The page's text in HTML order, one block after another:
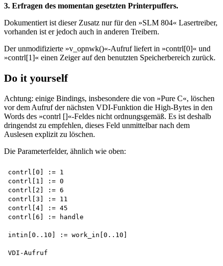
3. Erfragen des momentan gesetzten Printerpuffers.
Dokumentiert ist dieser Zusatz nur für den »SLM 804« Lasertreiber,
vorhanden ist er jedoch auch in anderen Treibern.
Der unmodifizierte »v_opnwk()«-Aufruf liefert in »contrl[0]« und
»contrl[1]« einen Zeiger auf den benutzten Speicherbereich zurück.
Do it yourself
Achtung: einige Bindings, insbesondere die von »Pure C«, löschen
vor dem Aufruf der nächsten VDI-Funktion die High-Bytes in den
Words des »contrl []«-Feldes nicht ordnungsgemäß. Es ist deshalb
dringendst zu empfehlen, dieses Feld unmittelbar nach dem
Auslesen explizit zu löschen.
Die Parameterfelder, ähnlich wie oben:
contrl[0] := 1
contrl[1] := 0
contrl[2] := 6
contrl[3] := 11
contrl[4] := 45
contrl[6] := handle
intin[0..10] := work_in[0..10]
VDI-Aufruf